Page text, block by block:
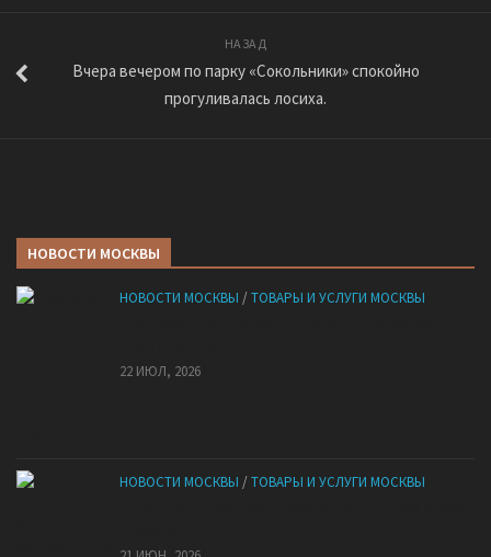
НАЗАД
Вчера вечером по парку «Сокольники» спокойно
прогуливалась лосиха.
НОВОСТИ МОСКВЫ
НОВОСТИ МОСКВЫ /ТОВАРЫ И УСЛУГИ МОСКВЫ
22 ИЮЛ, 2026
НОВОСТИ МОСКВЫ /ТОВАРЫ И УСЛУГИ МОСКВЫ